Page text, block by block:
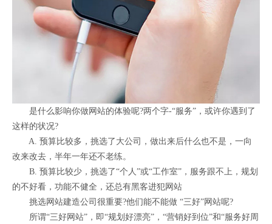
是什么影响你做网站的体验呢?两个字-“服务”，或许你遇到了
这样的状况?
A. 预算比较多，挑选了大公司，做出来后什么也不是，一向
改来改去，半年一年还不老练。
B. 预算比较少，挑选了“个人”或“工作室”，服务跟不上，规划
的不好看，功能不健全，还总有黑客进犯网站
挑选网站建造公司很重要?他们能不能做 “三好”网站呢?
所谓“三好网站”，即“规划好漂亮”，“营销好到位”和“服务好周